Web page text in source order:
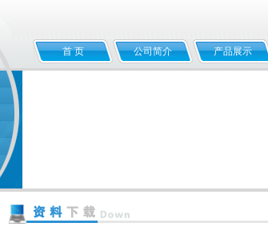
首 页 公司简介 产品展示